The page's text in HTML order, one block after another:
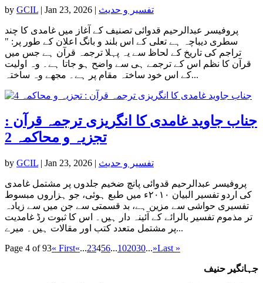
by GCIL | Jan 23, 2026 | تفسیر و حدیث
پروفیسر عبدالرحیم قدوائی تصنیف کے آغاز میں غامدی کا چند
سطری دیباچہ ہے تعلی کے اس بلند و بانگ اعلان کے طور پر: "
تراجم کی تاریخ کے لحاظ سے یہ پہلا ترجمہ قرآن ہے جس میں
قرآن کا نظم اس کے ترجمے ہی سے واضح ہو جاتا ہے۔ وہ اولیت
کے اس خود ساختہ مقام پر ہے۔ مجھے وہ ساختہ...
جناب جاوید غامدی کا انگریزی ترجمہ قرآن :
تجزیہ و محاکمہ 2
by GCIL | Jan 23, 2026 | تفسیر و حدیث
پروفیسر عبدالرحیم قدوائی پانچ ضخیم جلدوں پر مشتمل غامدی
کی اردو تفسیر البیان ۲۰۱۰ء میں طبع ہوئی، جو ہزاروں مبسوط
تفسیری حواشی سے مزین ہے، بد قسمتی سے جن میں سے زیادہ
تر مذموم تفسیر بالرائے کے آئینہ دار ہیں۔ اس کا ثبوت رڈ غامدیت
پر مشتمل متعدد کتب اور مقالات ہیں۔ میرے...
Page 4 of 93« First«...23456...102030...»Last »
جہانگیر حنیف